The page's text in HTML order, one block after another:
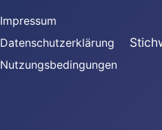
Impressum
Datenschutzerklärung
Nutzungsbedingungen